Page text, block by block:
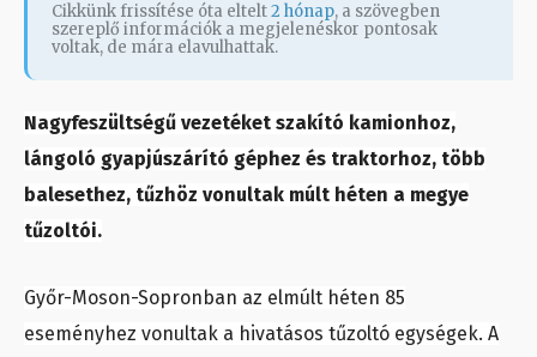
Cikkünk frissítése óta eltelt2 hónap, a szövegben
szereplő információk a megjelenéskor pontosak
voltak, de mára elavulhattak.
Nagyfeszültségű vezetéket szakító kamionhoz,
lángoló gyapjúszárító géphez és traktorhoz, több
balesethez, tűzhöz vonultak múlt héten a megye
tűzoltói.
Győr-Moson-Sopronban az elmúlt héten 85
eseményhez vonultak a hivatásos tűzoltó egységek. A